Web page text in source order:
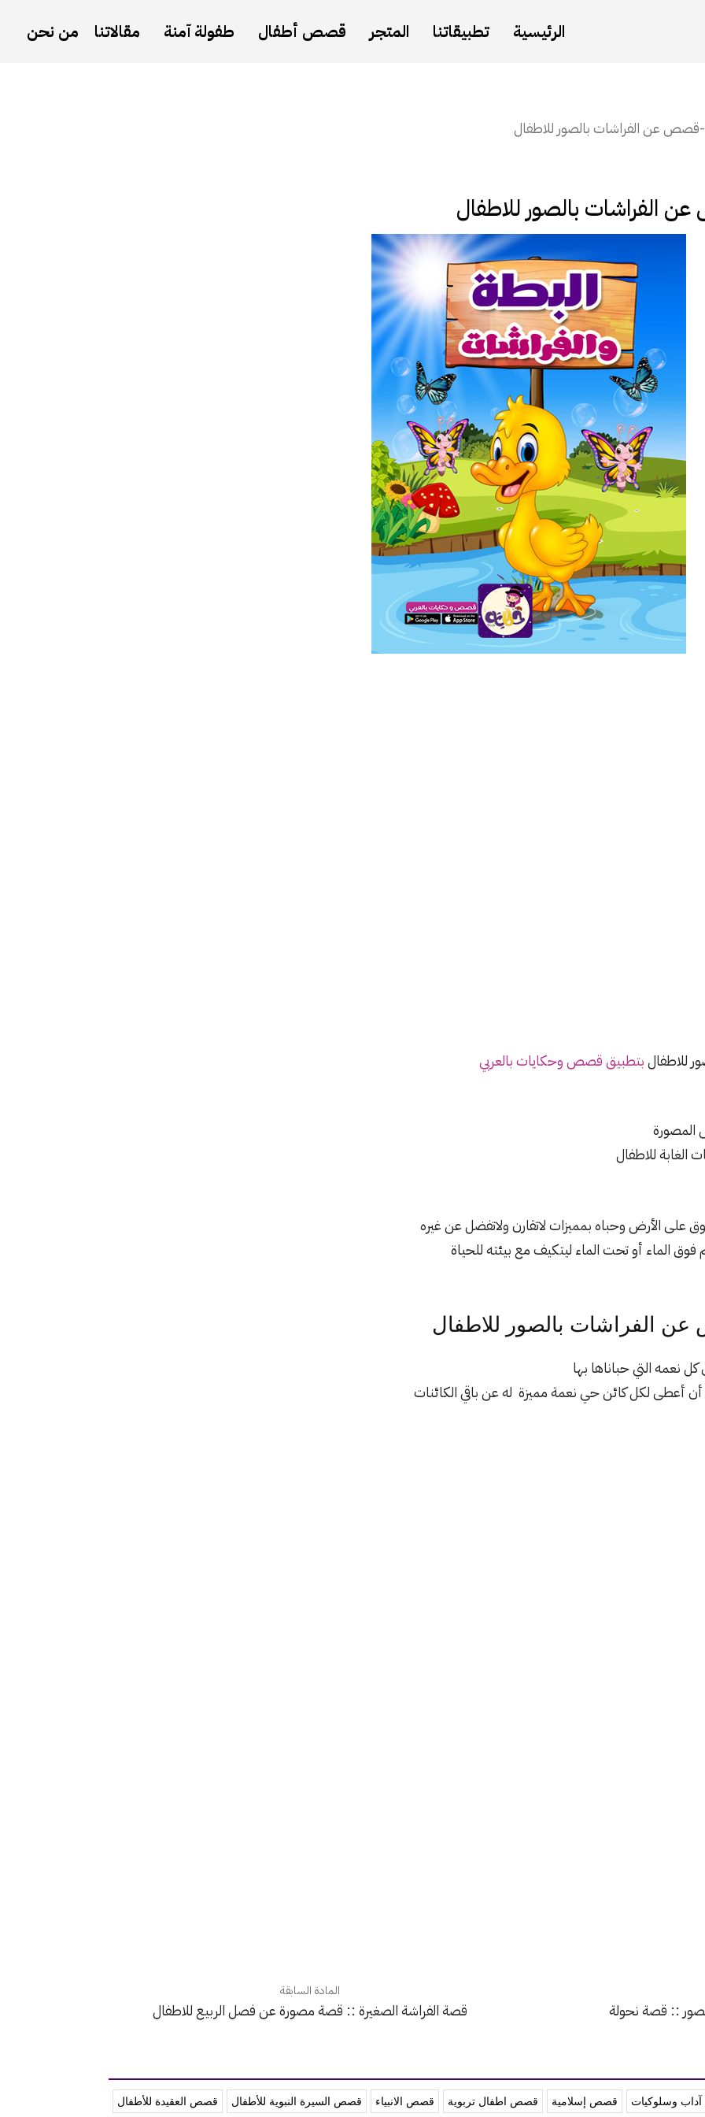
الرئيسية تطبيقاتنا المتجر قصص أطفال طفولة آمنة مقالاتنا من نحن
قصص عن الفراشات بالصور للاطفال
الفراشات بالصور للاطفال
للاطفالبتطبيق قصص وحكايات بالعربي
المصورة
للاطفال
الأرض وحباه بمميزات لاتقارن ولاتفضل عن غيره
الماء أو تحت الماء ليتكيف مع بيئته للحياة
الفراشات بالصور للاطفال
نعمه التي حباناها بها
أن أعطى لكل كائن حي نعمة مميزة له عن باقي الكائنات
المادة السابقة
قصة الفراشة الصغيرة :: قصة مصورة عن فصل الربيع للاطفال :: قصة نحولة
وسلوكيات قصص إسلامية قصص اطفال تربوية قصص الانبياء قصص السيرة النبوية للأطفال قصص العقيدة للأطفال